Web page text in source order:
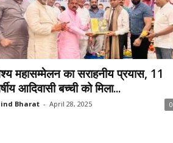
महासम्मेलन का सराहनीय प्रयास, 11
आदिवासी बच्ची को मिला...
Bharat - April 28, 2025 0